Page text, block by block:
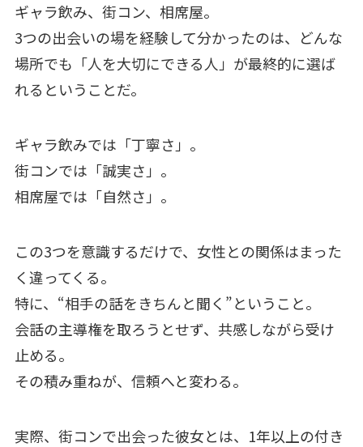
ギャラ飲み、街コン、相席屋。
3つの出会いの場を経験して分かったのは、どんな
場所でも「人を大切にできる人」が最終的に選ば
れるということだ。
ギャラ飲みでは「丁寧さ」。
街コンでは「誠実さ」。
相席屋では「自然さ」。
この3つを意識するだけで、女性との関係はまった
く違ってくる。
特に、“相手の話をきちんと聞く”ということ。
会話の主導権を取ろうとせず、共感しながら受け
止める。
その積み重ねが、信頼へと変わる。
実際、街コンで出会った彼女とは、1年以上の付き